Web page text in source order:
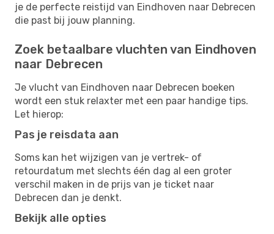
je de perfecte reistijd van Eindhoven naar Debrecen
die past bij jouw planning.
Zoek betaalbare vluchten van Eindhoven
naar Debrecen
Je vlucht van Eindhoven naar Debrecen boeken
wordt een stuk relaxter met een paar handige tips.
Let hierop:
Pas je reisdata aan
Soms kan het wijzigen van je vertrek- of
retourdatum met slechts één dag al een groter
verschil maken in de prijs van je ticket naar
Debrecen dan je denkt.
Bekijk alle opties